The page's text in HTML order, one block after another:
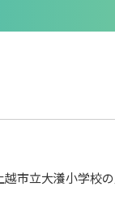
市立大瀁小学校